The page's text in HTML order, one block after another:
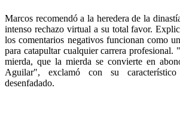
Marcos recomendó a la heredera de la
intenso rechazo virtual a su total favor.
los comentarios negativos funcionan como
para catapultar cualquier carrera profesional.
mierda, que la mierda se convierte en
Aguilar", exclamó con su
desenfadado.